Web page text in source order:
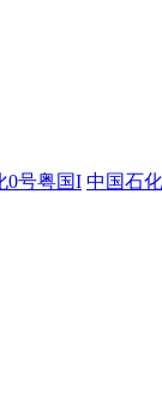
0号粤国I 中国石